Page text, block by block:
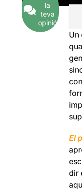
la
teva
opinió
Un
El
dir